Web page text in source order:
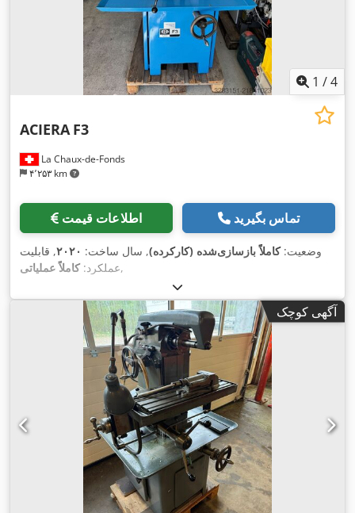
1 /4
La Chaux-de-Fonds
۴٬۲۵۳ km
ACIERA F3
اطلاعات قیمت تماس بگیرید
وضعیت:کاملاً بازسازی‌شده (کارکرده), سال ساخت: ۲۰۲۰, قابلیت
عملکرد:کاملاً عملیاتی ,
آگهی کوچک